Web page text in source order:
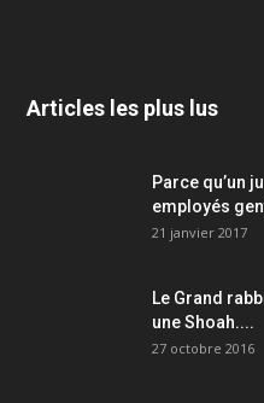
Articles les plus lus
Parce qu’un
employés
21 janvier 2017
Le Grand
une Shoah....
27 octobre 2016